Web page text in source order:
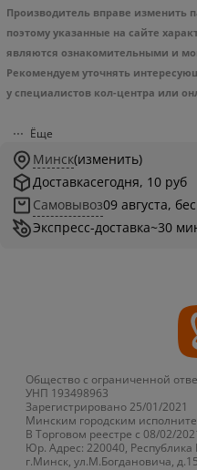
Производитель вправе изменить
поэтому указанные на сайте
являются ознакомительными и
Рекомендуем уточнять
у специалистов кол-центра или
Ёще
Минск(изменить)
Доставкасегодня, 10 руб
Самовывоз09 августа,
Экспресс-доставка~30
Общество с ограниченной
УНП 193498963
Зарегистрировано 25/01/2021
Минским городским
В Торговом реестре с 08/02/
Юр. Адрес: 220040, Республика
г.Минск, ул.М.Богдановича,